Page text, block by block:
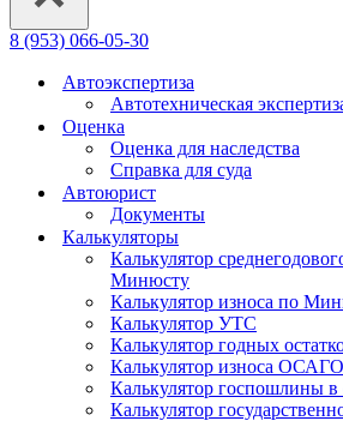
8 (953) 066-05-30
Автоэкспертиза
Автотехническая
Оценка
Оценка для наследства
Справка для суда
Автоюрист
Документы
Калькуляторы
Калькулятор
Минюсту
Калькулятор износа по
Калькулятор УТС
Калькулятор годных
Калькулятор износа ОСАГО
Калькулятор госпошлины в
Калькулятор